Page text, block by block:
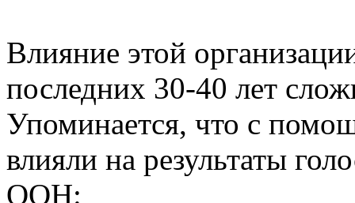
Влияние этой
последних 30-40 лет
Упоминается, что с
влияли на результаты
ООН: